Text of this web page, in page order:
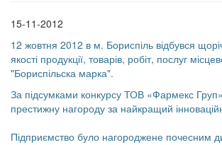
15-11-2012
12 жовтня 2012 в м. Бориспіль відбувся
якості продукції, товарів, робіт, послуг
"Бориспільска марка".
За підсумками конкурсу ТОВ «Фармекс
престижну нагороду за найкращий
Підприємство було нагороджене почесним